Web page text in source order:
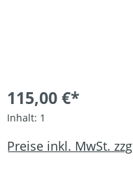
115,00 €*
Inhalt: 1
Preise inkl. MwSt.